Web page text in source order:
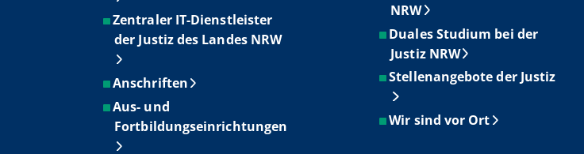
Zentraler IT-Dienstleister
der Justiz des Landes NRW
Anschriften
Aus- und
Fortbildungseinrichtungen
NRW
Duales Studium bei der
Justiz NRW
Stellenangebote der Justiz
Wir sind vor Ort